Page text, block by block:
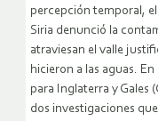
percepción temporal,
Siria denunció la
atraviesan el valle
hicieron a las aguas.
para Inglaterra y Gales
dos investigaciones